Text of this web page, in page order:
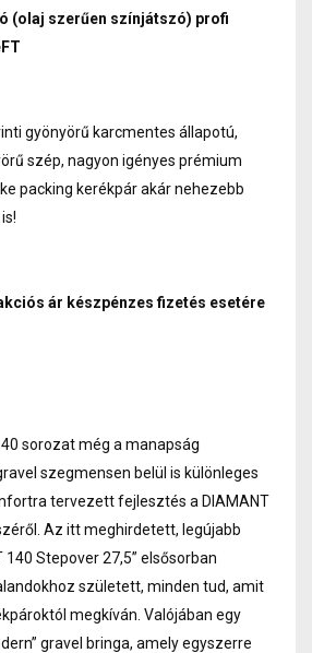
(olaj szerűen színjátszó) profi
gyönyörű karcmentes állapotú,
szép, nagyon igényes prémium
packing kerékpár akár nehezebb
ár készpénzes fizetés esetére
sorozat még a manapság
szegmensen belül is különleges
tervezett fejlesztés a DIAMANT
Az itt meghirdetett, legújabb
140 Stepover 27,5” elsősorban
született, minden tud, amit
megkíván. Valójában egy
gravel bringa, amely egyszerre